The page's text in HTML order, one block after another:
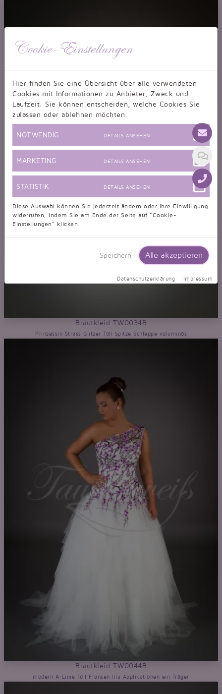
Brautkleid TW0034B
Prinzessin Strass Glitzer Tüll Spitze Schleppe voluminös
Brautkleid TW0044B
modern A-Linie Tüll Fransen lila Applikationen ein Träger
Cookie-Einstellungen
Hier finden Sie eine Übersicht über alle verwendeten
Cookies mit Informationen zu Anbieter, Zweck und
Laufzeit. Sie können entscheiden, welche Cookies Sie
zulassen oder ablehnen möchten.
NOTWENDIG DETAILS ANSEHEN
MARKETING DETAILS ANSEHEN
STATISTIK DETAILS ANSEHEN
Diese Auswahl können Sie jederzeit ändern oder Ihre Einwilligung
widerrufen, indem Sie am Ende der Seite auf "Cookie-
Einstellungen" klicken.
Speichern Alle akzeptieren
Datenschutzerklärung Impressum